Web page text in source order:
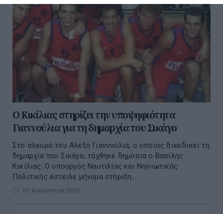
Ο Κικίλιας στηρίζει την υποψηφιότητα
Γιαννούλια για τη δημαρχία του Σικάγο
Στο πλευρό του Αλέξη Γιαννούλια, ο οποίος διεκδικεί τη
δημαρχία του Σικάγο, τάχθηκε δημόσια ο Βασίλης
Κικίλιας. Ο υπουργός Ναυτιλίας και Νησιωτικής
Πολιτικής έστειλε μήνυμα στήριξη...
07 Αυγούστου 2026